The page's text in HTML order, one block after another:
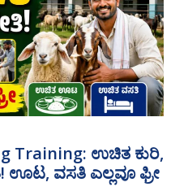
Training: ಉಚಿತ ಕುರಿ,
ಊಟ, ವಸತಿ ಎಲ್ಲವೂ ಫ್ರೀ